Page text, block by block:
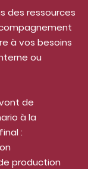
des ressources
à vos besoins
ou
de
à la
:
production